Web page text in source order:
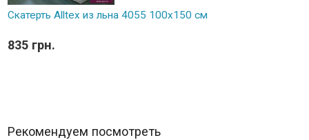
Скатерть Alltex из льна 4055 100x150 см
835 грн.
Рекомендуем посмотреть